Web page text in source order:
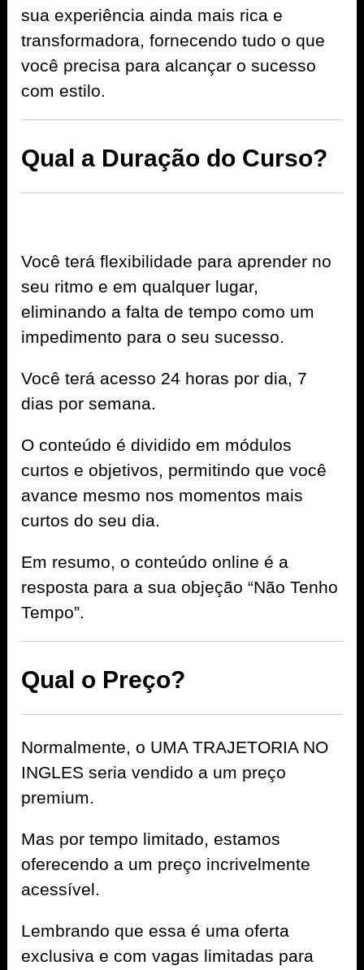
sua experiência ainda mais rica e
transformadora, fornecendo tudo o que
você precisa para alcançar o sucesso
com estilo.
Qual a Duração do Curso?
Você terá flexibilidade para aprender no
seu ritmo e em qualquer lugar,
eliminando a falta de tempo como um
impedimento para o seu sucesso.
Você terá acesso 24 horas por dia, 7
dias por semana.
O conteúdo é dividido em módulos
curtos e objetivos, permitindo que você
avance mesmo nos momentos mais
curtos do seu dia.
Em resumo, o conteúdo online é a
resposta para a sua objeção “Não Tenho
Tempo”.
Qual o Preço?
Normalmente, o UMA TRAJETORIA NO
INGLES seria vendido a um preço
premium.
Mas por tempo limitado, estamos
oferecendo a um preço incrivelmente
acessível.
Lembrando que essa é uma oferta
exclusiva e com vagas limitadas para